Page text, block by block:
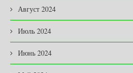
Август 2024
Июль 2024
Июнь 2024